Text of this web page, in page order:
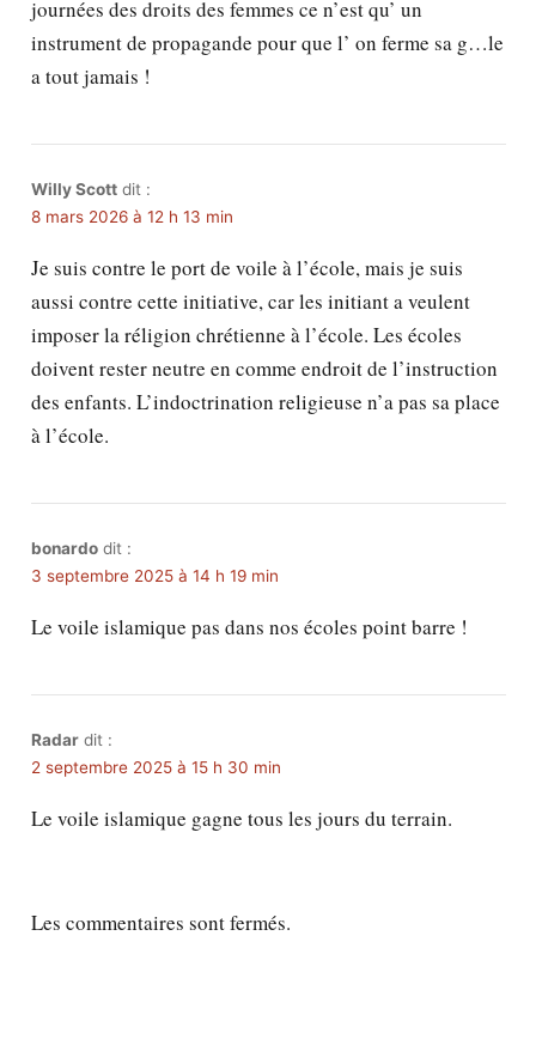
journées des droits des femmes ce n’est qu’ un
instrument de propagande pour que l’ on ferme sa g…le
a tout jamais !
Willy Scott dit :
8 mars 2026 à 12 h 13 min
Je suis contre le port de voile à l’école, mais je suis
aussi contre cette initiative, car les initiant a veulent
imposer la réligion chrétienne à l’école. Les écoles
doivent rester neutre en comme endroit de l’instruction
des enfants. L’indoctrination religieuse n’a pas sa place
à l’école.
bonardo dit :
3 septembre 2025 à 14 h 19 min
Le voile islamique pas dans nos écoles point barre !
Radar dit :
2 septembre 2025 à 15 h 30 min
Le voile islamique gagne tous les jours du terrain.
Les commentaires sont fermés.